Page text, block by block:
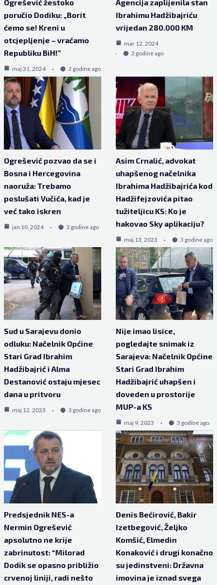
Ogrešević žestoko
poručio Dodiku: „Borit
ćemo se! Kreni u
otcjepljenje – vraćamo
Republiku BiH!”
maj 31, 2024 2 godine ago
Agencija zaplijenila stan
Ibrahimu Hadžibajriću
vrijedan 280.000 KM
mar 12, 2024
2 godine ago
Ogrešević pozvao da se i
Bosna i Hercegovina
naoruža: Trebamo
poslušati Vučića, kad je
već tako iskren
jan 10, 2024 3 godine ago
Asim Crnalić, advokat
uhapšenog načelnika
Ibrahima Hadžibajrića kod
Hadžifejzovića pitao
tužiteljicu KS: Ko je
hakovao Sky aplikaciju?
maj 13, 2023 3 godine ago
Sud u Sarajevu donio
odluku: Načelnik Općine
Stari Grad Ibrahim
Hadžibajrić i Alma
Destanović ostaju mjesec
dana u pritvoru
maj 12, 2023 3 godine ago
Nije imao lisice,
pogledajte snimak iz
Sarajeva: Načelnik Općine
Stari Grad Ibrahim
Hadžibajrić uhapšen i
doveden u prostorije
MUP-a KS
maj 9, 2023 3 godine ago
Predsjednik NES-a
Nermin Ogrešević
apsolutno ne krije
zabrinutost: “Milorad
Dodik se opasno približio
crvenoj liniji, radi nešto
Denis Bećirović, Bakir
Izetbegović, Željko
Komšić, Elmedin
Konaković i drugi konačno
su jedinstveni: Državna
imovina je iznad svega